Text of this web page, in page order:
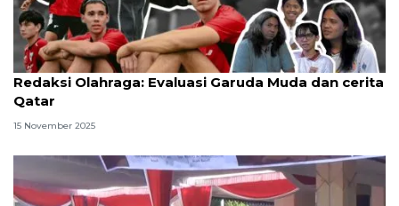
Redaksi Olahraga: Evaluasi Garuda Muda dan cerita
Qatar
15 November 2025